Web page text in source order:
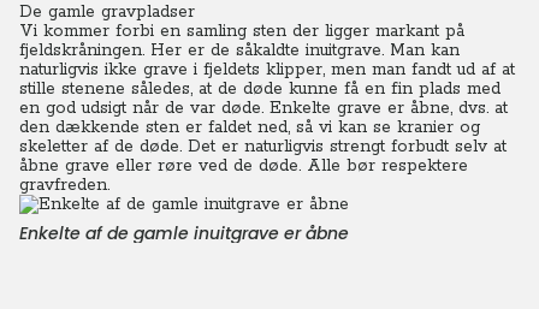
De gamle gravpladser
Vi kommer forbi en samling sten der ligger markant på
fjeldskråningen. Her er de såkaldte inuitgrave. Man kan
naturligvis ikke grave i fjeldets klipper, men man fandt ud af at
stille stenene således, at de døde kunne få en fin plads med
en god udsigt når de var døde. Enkelte grave er åbne, dvs. at
den dækkende sten er faldet ned, så vi kan se kranier og
skeletter af de døde. Det er naturligvis strengt forbudt selv at
åbne grave eller røre ved de døde. Alle bør respektere
gravfreden.
Enkelte af de gamle inuitgrave er åbne